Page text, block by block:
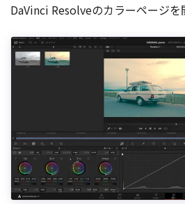
DaVinci Resolveのカラーページを